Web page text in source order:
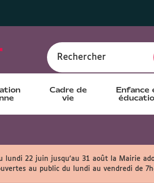
Rechercher
Cadre de
vie
Enfance
lundi 22 juin jusqu'au 31 août la Mairie
au public du lundi au vendredi de